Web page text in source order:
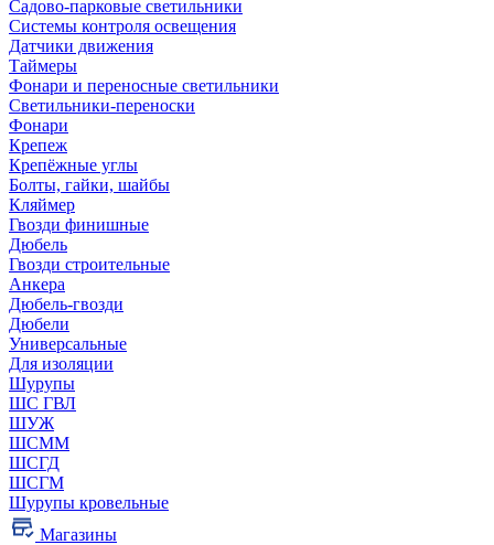
Садово-парковые светильники
Системы контроля освещения
Датчики движения
Таймеры
Фонари и переносные светильники
Светильники-переноски
Фонари
Крепеж
Крепёжные углы
Болты, гайки, шайбы
Кляймер
Гвозди финишные
Дюбель
Гвозди строительные
Анкера
Дюбель-гвозди
Дюбели
Универсальные
Для изоляции
Шурупы
ШС ГВЛ
ШУЖ
ШСММ
ШСГД
ШСГМ
Шурупы кровельные
Магазины